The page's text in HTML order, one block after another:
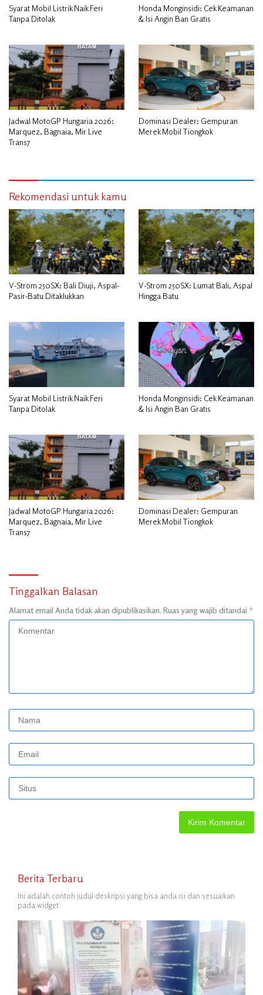
Syarat Mobil Listrik Naik Feri
Tanpa Ditolak
Honda Monginsidi: Cek Keamanan
& Isi Angin Ban Gratis
Jadwal MotoGP Hungaria 2026:
Marquez, Bagnaia, Mir Live
Trans7
Dominasi Dealer: Gempuran
Merek Mobil Tiongkok
Rekomendasi untuk kamu
V-Strom 250SX: Bali Diuji, Aspal-
Pasir-Batu Ditaklukkan
V-Strom 250SX: Lumat Bali, Aspal
Hingga Batu
Syarat Mobil Listrik Naik Feri
Tanpa Ditolak
Honda Monginsidi: Cek Keamanan
& Isi Angin Ban Gratis
Jadwal MotoGP Hungaria 2026:
Marquez, Bagnaia, Mir Live
Trans7
Dominasi Dealer: Gempuran
Merek Mobil Tiongkok
Tinggalkan Balasan
Alamat email Anda tidak akan dipublikasikan. Ruas yang wajib ditandai *
Berita Terbaru
Ini adalah contoh judul deskripsi yang bisa anda isi dan sesuaikan
pada widget